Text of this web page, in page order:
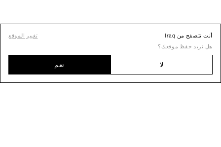
أنت تتصفح من Iraq
تغيير الموقع
هل تريد حفظ موقعك؟
لا نعم